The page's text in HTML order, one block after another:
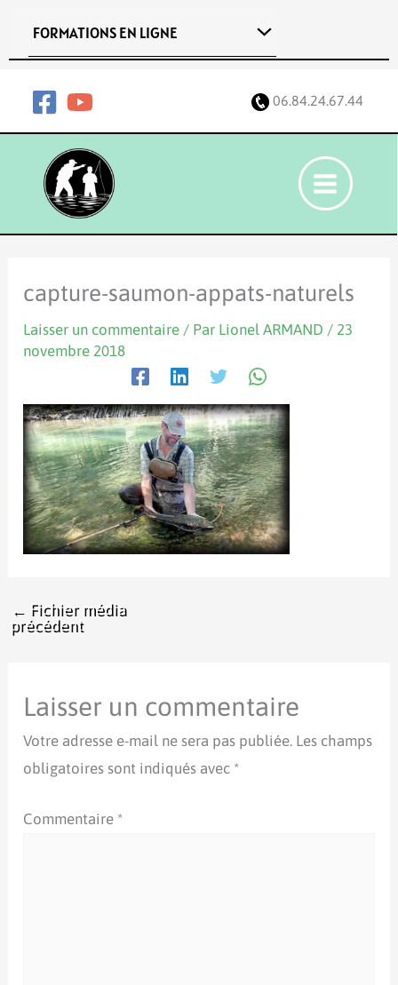
FORMATIONS EN LIGNE
06.84.24.67.44
capture-saumon-appats-naturels
Laisser un commentaire / Par Lionel ARMAND / 23
novembre 2018
← Fichier média
précédent
Laisser un commentaire
Votre adresse e-mail ne sera pas publiée. Les champs
obligatoires sont indiqués avec *
Commentaire *